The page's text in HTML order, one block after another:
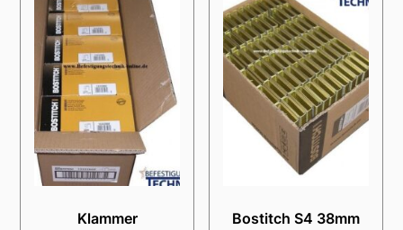
Klammer
Bostitch S4 38mm